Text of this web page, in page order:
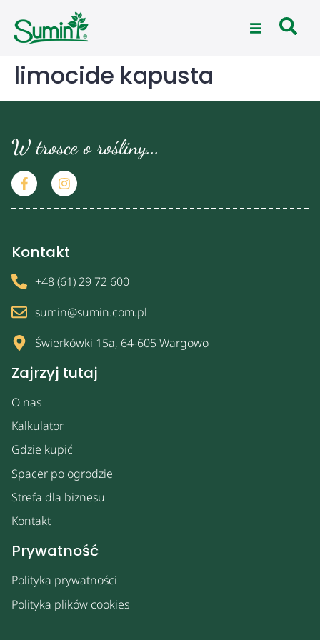
limocide kapusta
W trosce o rośliny...
Zajrzyj tutaj
O nas
Kalkulator
Gdzie kupić
Spacer po ogrodzie
Strefa dla biznesu
Kontakt
Prywatność
Polityka prywatności
Polityka plików cookies
Kontakt
+48 (61) 29 72 600
sumin@sumin.com.pl
Świerkówki 15a, 64-605 Wargowo